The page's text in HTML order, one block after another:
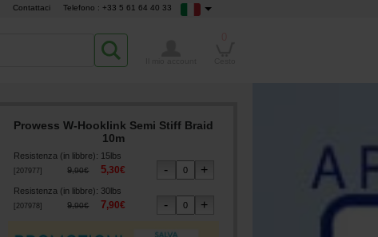
Contattaci Telefono : +33 5 61 64 40 33
Prowess W-Hooklink Semi Stiff Braid
10m
Resistenza (in libbre): 15lbs
207977] 9,90€ 5,30€
Resistenza (in libbre): 30lbs
207978 ] 9,90€ 7,90€